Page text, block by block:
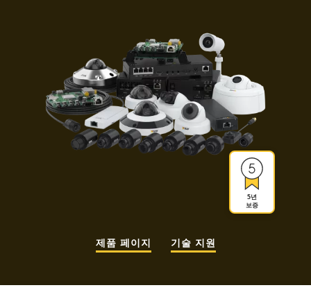
5년
보증
제품 페이지 기술 지원